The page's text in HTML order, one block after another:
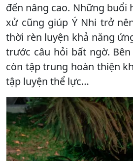
đến nâng cao. Những buổi
xử cũng giúp Ý Nhi trở
thời rèn luyện khả năng
trước câu hỏi bất ngờ.
còn tập trung hoàn thiện
tập luyện thể lực…